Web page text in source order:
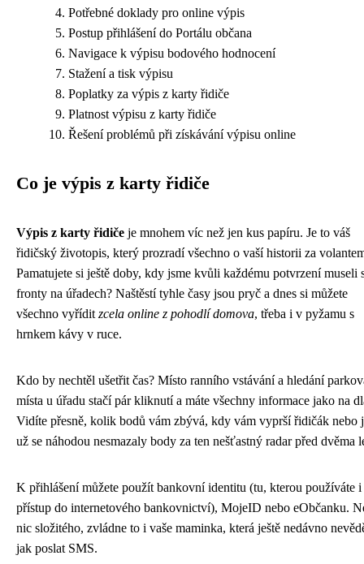
Potřebné doklady pro online výpis
Postup přihlášení do Portálu občana
Navigace k výpisu bodového hodnocení
Stažení a tisk výpisu
Poplatky za výpis z karty řidiče
Platnost výpisu z karty řidiče
Řešení problémů při získávání výpisu online
Co je výpis z karty řidiče
Výpis z karty řidiče je mnohem víc než jen kus papíru. Je to váš
řidičský životopis, který prozradí všechno o vaší historii za
Pamatujete si ještě doby, kdy jsme kvůli každému potvrzení museli
fronty na úřadech? Naštěstí tyhle časy jsou pryč a dnes si můžete
všechno vyřídit zcela online z pohodlí domova, třeba i v pyžamu s
hrnkem kávy v ruce.
Kdo by nechtěl ušetřit čas? Místo ranního vstávání a hledání
místa u úřadu stačí pár kliknutí a máte všechny informace jako na
Vidíte přesně, kolik bodů vám zbývá, kdy vám vyprší řidičák nebo
už se náhodou nesmazaly body za ten nešťastný radar před dvěma
K přihlášení můžete použít bankovní identitu (tu, kterou používáte
přístup do internetového bankovnictví), MojeID nebo eObčanku.
nic složitého, zvládne to i vaše maminka, která ještě nedávno
jak poslat SMS.